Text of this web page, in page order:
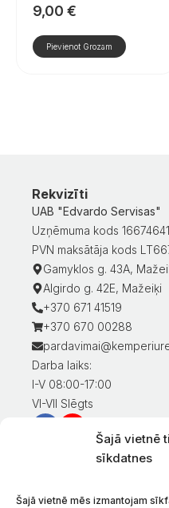
Šajā vietnē
sīkdatnes
Šajā vietnē mēs izmantojam
9,00 €
Pievienot Grozam
Rekvizīti
UAB "Edvardo Servisas"
Uzņēmuma kods
PVN maksātāja kods
Gamyklos g. 43A,
Algirdo g. 42E, Mažeiķi
+370 671 41519
+370 670 00288
Darba laiks:
I-V 08:00-17:00
VI-VII Slēgts
Informācija klientiem